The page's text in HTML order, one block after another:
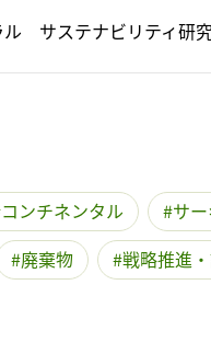
　サステナビリティ研
コンチネンタル サ
廃棄物 戦略推進